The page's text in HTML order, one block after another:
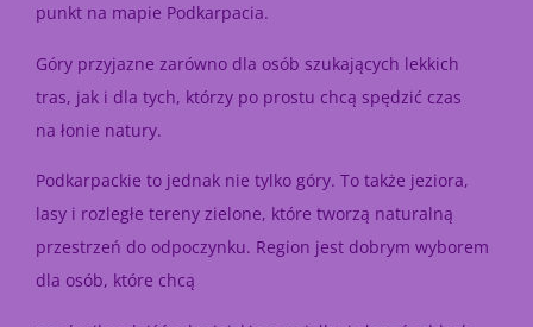
punkt na mapie Podkarpacia.
Góry przyjazne zarówno dla osób szukających lekkich
tras, jak i dla tych, którzy po prostu chcą spędzić czas
na łonie natury.
Podkarpackie to jednak nie tylko góry. To także jeziora,
lasy i rozległe tereny zielone, które tworzą naturalną
przestrzeń do odpoczynku. Region jest dobrym wyborem
dla osób, które chcą